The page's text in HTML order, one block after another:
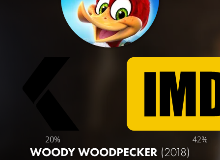
20% 42%
WOODY WOODPECKER (2018)